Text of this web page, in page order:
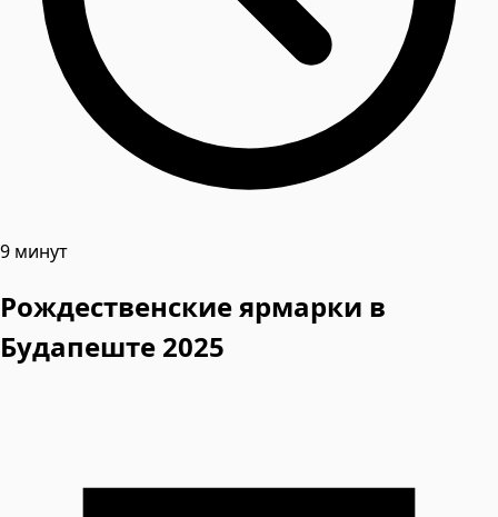
9 минут
Рождественские ярмарки в
Будапеште 2025